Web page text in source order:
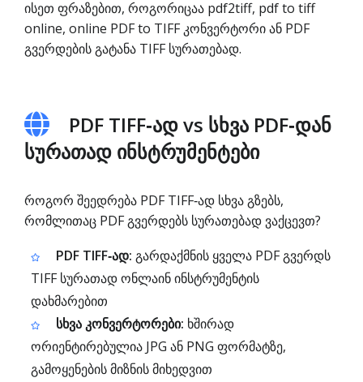
ისეთ ფრაზებით, როგორიცაა pdf2tiff, pdf to tiff
online, online PDF to TIFF კონვერტორი ან PDF
გვერდების გატანა TIFF სურათებად.
PDF TIFF‑ად vs სხვა PDF‑დან
სურათად ინსტრუმენტები
როგორ შეედრება PDF TIFF‑ად სხვა გზებს,
რომლითაც PDF გვერდებს სურათებად ვაქცევთ?
PDF TIFF‑ად: გარდაქმნის ყველა PDF გვერდს
TIFF სურათად ონლაინ ინსტრუმენტის
დახმარებით
სხვა კონვერტორები: ხშირად
ორიენტირებულია JPG ან PNG ფორმატზე,
გამოყენების მიზნის მიხედვით